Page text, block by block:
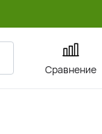
Сравнение